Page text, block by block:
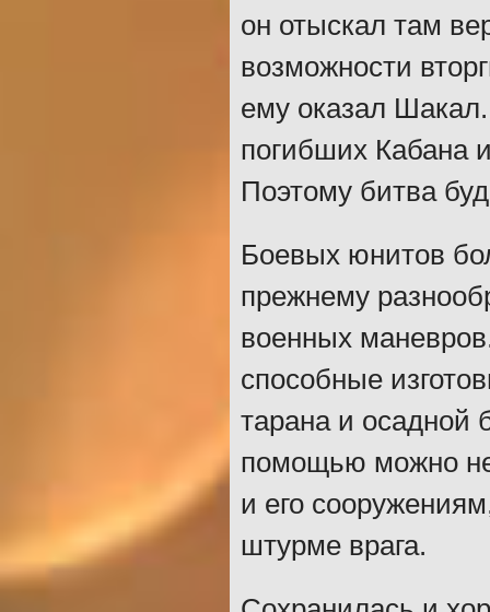
он отыскал там
возможности
ему оказал
погибших Кабана
Поэтому битва
Боевых юнитов
прежнему
военных
способные
тарана и осадной
помощью можно не
и его
штурме врага.